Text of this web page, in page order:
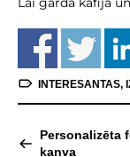
INTERESANTAS,
Personalizēta
kanva